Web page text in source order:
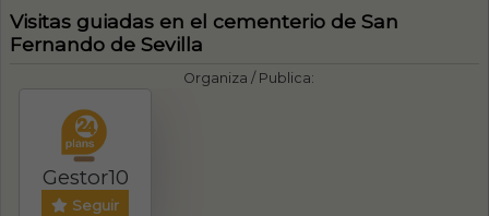
Visitas guiadas en el cementerio de San
Fernando de Sevilla
Organiza / Publica:
Gestor10
Seguir